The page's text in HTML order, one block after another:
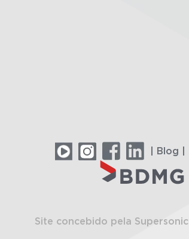
| Blog |
Site concebido pela Supersonic